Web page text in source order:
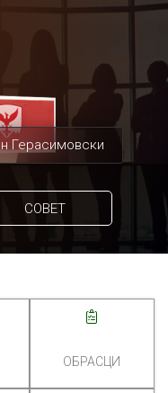
Герасимовски
СОВЕТ
ОБРАСЦИ